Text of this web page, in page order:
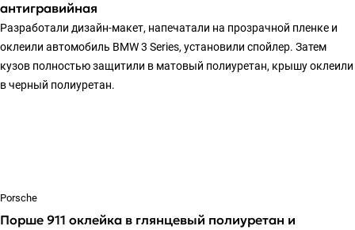
антигравийная
Разработали дизайн-макет, напечатали на прозрачной пленке и
оклеили автомобиль BMW 3 Series, установили спойлер. Затем
кузов полностью защитили в матовый полиуретан, крышу оклеили
в черный полиуретан.
Porsche
Порше 911 оклейка в глянцевый полиуретан и